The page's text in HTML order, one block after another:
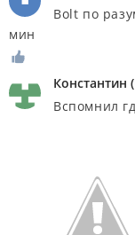
Bolt по
мин
Константин (
Вспомнил